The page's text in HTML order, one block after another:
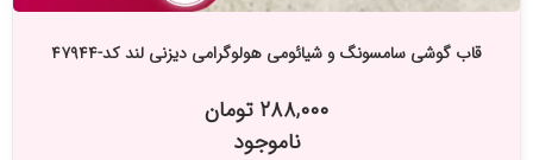
قاب گوشی سامسونگ و شیائومی هولوگرامی دیزنی لند کد-۴۷۹۴۴
۲۸۸,۰۰۰ تومان
ناموجود